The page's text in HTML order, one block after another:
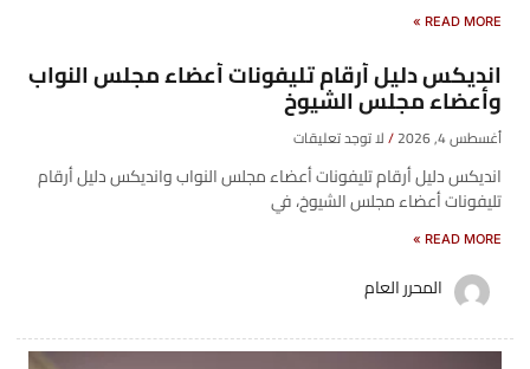
READ MORE »
انديكس دليل أرقام تليفونات أعضاء مجلس النواب
وأعضاء مجلس الشيوخ
أغسطس 4, 2026 لا توجد تعليقات
انديكس دليل أرقام تليفونات أعضاء مجلس النواب وانديكس دليل أرقام
تليفونات أعضاء مجلس الشيوخ، في
READ MORE »
المحرر العام